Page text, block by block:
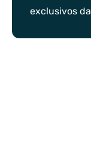
exclusivos da